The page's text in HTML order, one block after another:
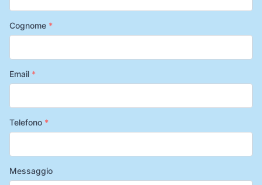
Cognome *
Email *
Telefono *
Messaggio